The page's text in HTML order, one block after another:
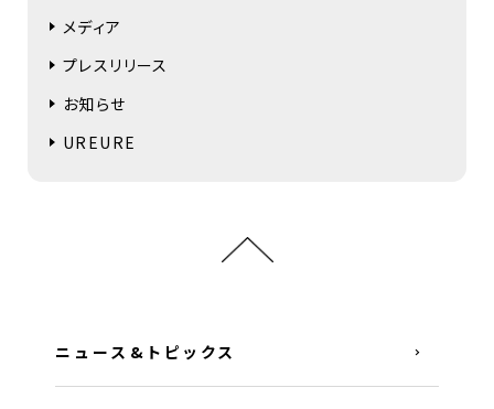
メディア
プレスリリース
お知らせ
UREURE
ニュース&トピックス